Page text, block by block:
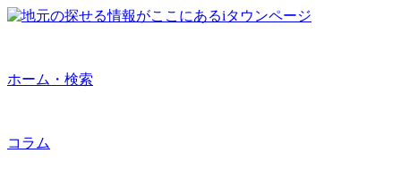
ホーム・検索
コラム